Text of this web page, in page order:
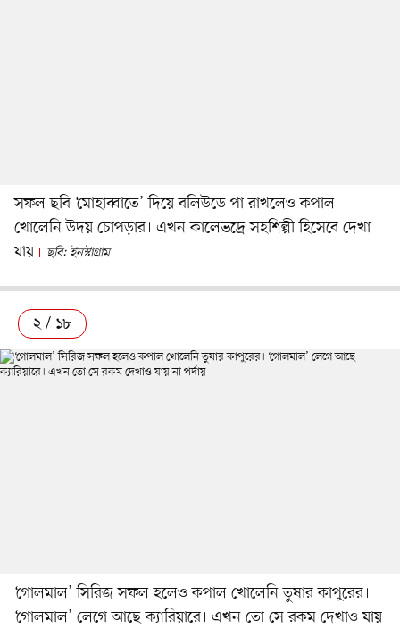
সফল ছবি ‘মোহাব্বাতে’ দিয়ে বলিউডে পা রাখলেও কপাল
খোলেনি উদয় চোপড়ার। এখন কালেভদ্রে সহশিল্পী হিসেবে দেখা
যায়
ছবি: ইনস্টাগ্রাম
২ / ১৮
‘গোলমাল’ সিরিজ সফল হলেও কপাল খোলেনি তুষার কাপুরের।
‘গোলমাল’ লেগে আছে ক্যারিয়ারে। এখন তো সে রকম দেখাও যায়